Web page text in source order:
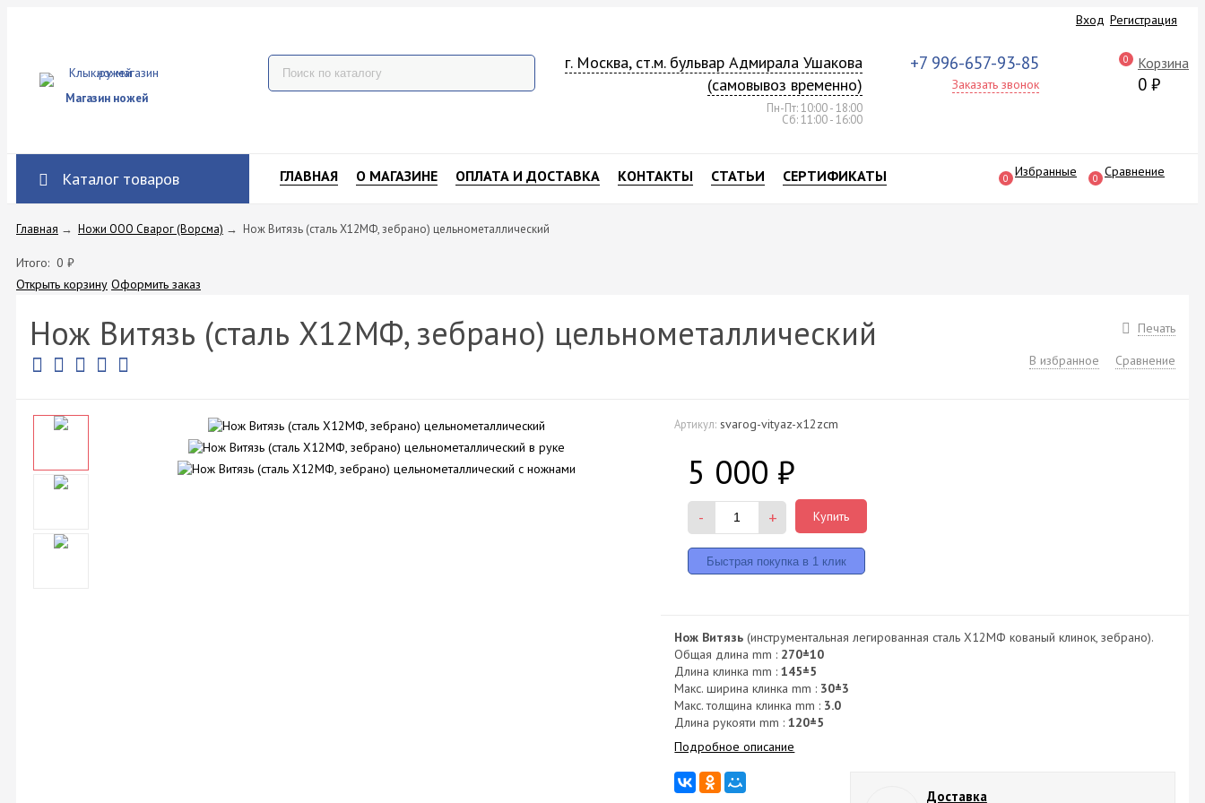
Вход Регистрация
Магазин ножей
г. Москва, ст.м. бульвар Адмирала Ушакова
(самовывоз временно)
Пн-Пт: 10:00 - 18:00
Сб: 11:00 - 16:00
+7 996-657-93-85
Заказать звонок
0 Корзина
0 ₽
Каталог товаров ГЛАВНАЯ О МАГАЗИНЕ ОПЛАТА И ДОСТАВКА КОНТАКТЫ СТАТЬИ СЕРТИФИКАТЫ 0 Избранные 0 Сравнение
Главная → Ножи ООО Сварог (Ворсма) → Нож Витязь (сталь Х12МФ, зебрано) цельнометаллический
Итого: 0 ₽
Открыть корзину Оформить заказ
Печать
Нож Витязь (сталь Х12МФ, зебрано) цельнометаллический
В избранное Сравнение
Артикул: svarog-vityaz-x12zcm
5 000 ₽
- + Купить
Нож Витязь (инструментальная легированная сталь Х12МФ кованый клинок, зебрано).
Общая длина mm : 270±10
Длина клинка mm :145±5
Макс. ширина клинка mm : 30±3
Макс. толщина клинка mm : 3.0
Длина рукояти mm :120±5
Подробное описание
Доставка